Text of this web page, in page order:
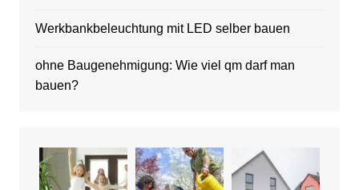
Werkbankbeleuchtung mit LED selber bauen
ohne Baugenehmigung: Wie viel qm darf man
bauen?